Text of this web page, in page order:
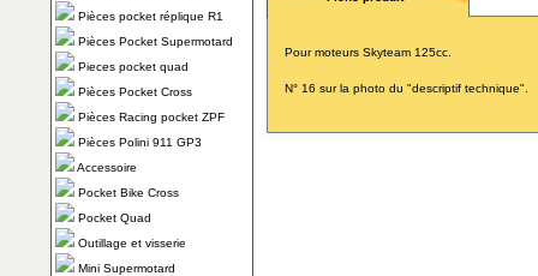
Pièces pocket réplique R1
Pièces Pocket Supermotard
Pieces pocket quad
Pièces Pocket Cross
Pièces Racing pocket ZPF
Pièces Polini 911 GP3
Accessoire
Pocket Bike Cross
Pocket Quad
Outillage et visserie
Mini Supermotard
Pour moteurs Skyteam 125cc.
N° 16 sur la photo du "descriptif technique".